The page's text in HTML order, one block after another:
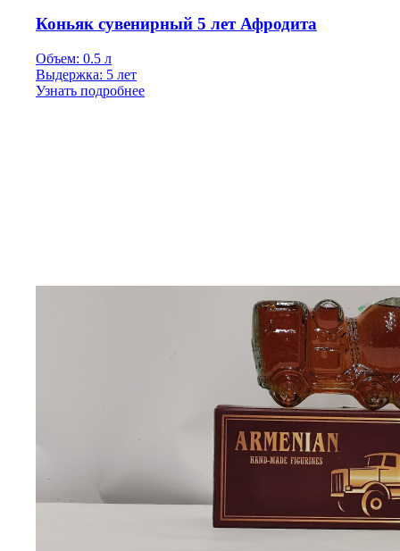
Коньяк сувенирный 5 лет Афродита
Объем: 0.5 л
Выдержка: 5 лет
Узнать подробнее